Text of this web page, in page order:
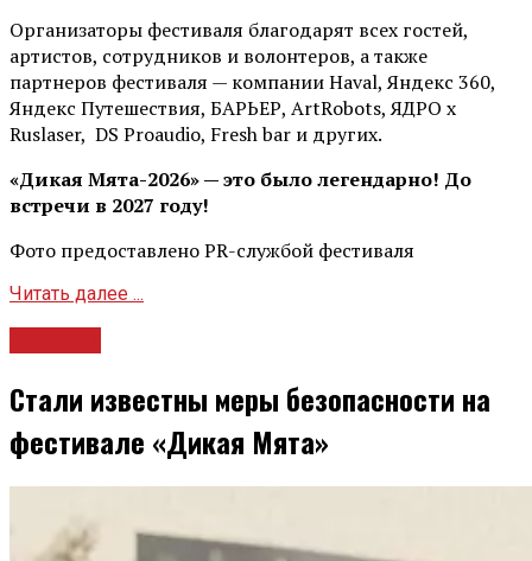
Организаторы фестиваля благодарят всех гостей,
артистов, сотрудников и волонтеров, а также
партнеров фестиваля — компании Haval, Яндекс 360,
Яндекс Путешествия, БАРЬЕР, ArtRobots, ЯДРО х
Ruslaser, DS Proaudio, Fresh bar и других.
«Дикая Мята-2026» — это было легендарно! До
встречи в 2027 году!
Фото предоставлено PR-службой фестиваля
Читать далее ...
Стали известны меры безопасности на
фестивале «Дикая Мята»